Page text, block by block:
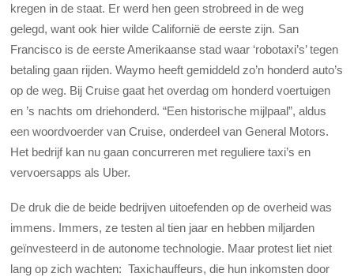
kregen in de staat. Er werd hen geen strobreed in de weg
gelegd, want ook hier wilde Californië de eerste zijn. San
Francisco is de eerste Amerikaanse stad waar ‘robotaxi’s’ tegen
betaling gaan rijden. Waymo heeft gemiddeld zo’n honderd auto’s
op de weg. Bij Cruise gaat het overdag om honderd voertuigen
en ’s nachts om driehonderd. “Een historische mijlpaal”, aldus
een woordvoerder van Cruise, onderdeel van General Motors.
Het bedrijf kan nu gaan concurreren met reguliere taxi’s en
vervoersapps als Uber.
De druk die de beide bedrijven uitoefenden op de overheid was
immens. Immers, ze testen al tien jaar en hebben miljarden
geïnvesteerd in de autonome technologie. Maar protest liet niet
lang op zich wachten: Taxichauffeurs, die hun inkomsten door